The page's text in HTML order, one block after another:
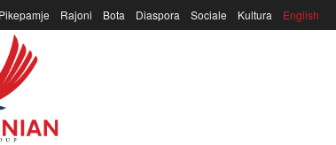
Pikepamje Rajoni Bota Diaspora Sociale Kultura English